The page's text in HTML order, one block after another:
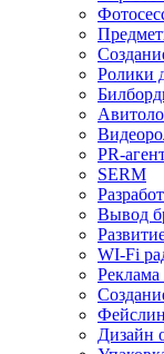
Ролики
PR-
SERM
Вывод
WI-Fi
Реклама
Дизайн